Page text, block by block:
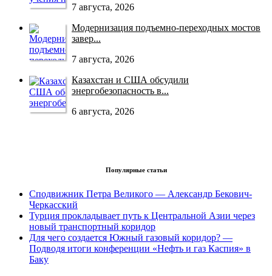
7 августа, 2026
Модернизация подъемно-переходных мостов
завер...
7 августа, 2026
Казахстан и США обсудили
энергобезопасность в...
6 августа, 2026
Популярные статьи
Сподвижник Петра Великого — Александр Бекович-
Черкасский
Турция прокладывает путь к Центральной Азии через
новый транспортный коридор
Для чего создается Южный газовый коридор? —
Подводя итоги конференции «Нефть и газ Каспия» в
Баку